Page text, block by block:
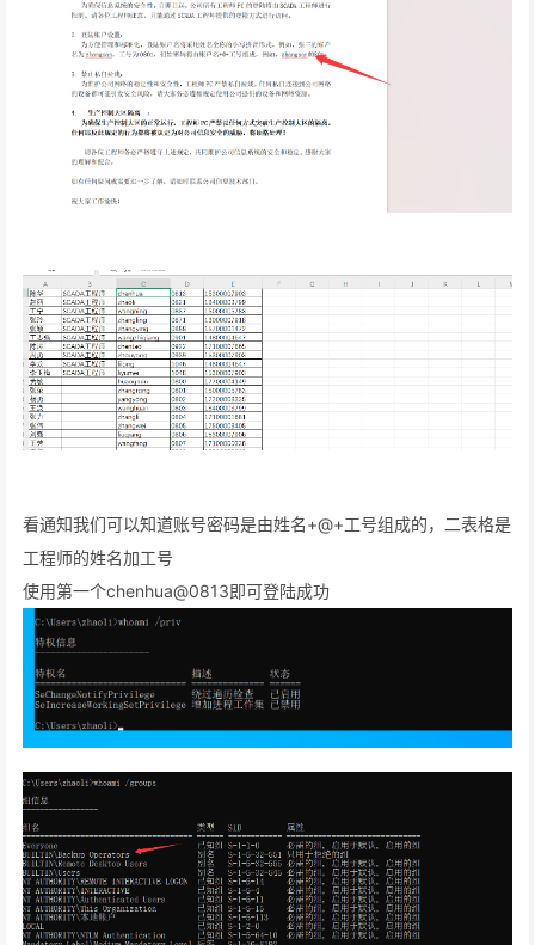
看通知我们可以知道账号密码是由姓名+@+工号组成的，二表格是
工程师的姓名加工号
使用第一个chenhua@0813即可登陆成功